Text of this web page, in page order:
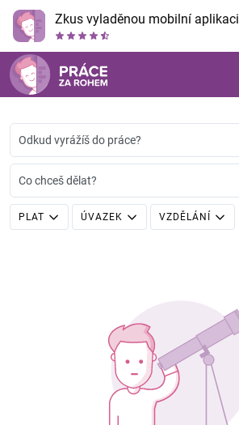
Zkus vyladěnou mobilní aplikaci
Odkud vyrážíš do práce?
Co chceš dělat?
PLAT ÚVAZEK VZDĚLÁNÍ